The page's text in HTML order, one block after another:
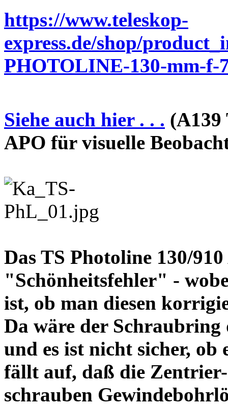
https://www.teleskop-
express.de/shop/
PHOTOLINE-130-mm-f-
Siehe auch hier . . . (A139
APO für visuelle
Das TS Photoline 130/
"Schönheitsfehler" -
ist, ob man diesen
Da wäre der
und es ist nicht sicher,
fällt auf, daß die Zentrier-
schrauben